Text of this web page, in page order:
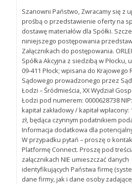
Szanowni Państwo, Zwracamy się z
prośbą o przedstawienie oferty na
dostawę materiałów dla Spółki.
niniejszego postępowania
Załącznikach do postępowania.
Spółka Akcyjna z siedzibą w Płocku,
09-411 Płock; wpisana do Krajowego
Sądowego prowadzonego przez
Łodzi – Śródmieścia, XX Wydział
Łodzi pod numerem: 0000628738
kapitał zakładowy / kapitał wpłacony:
zł, będąca czynnym podatnikiem
Informacja dodatkowa dla
W przypadku pytań – proszę o
Platformę Connect. Proszę pod
załącznikach NIE umieszczać danych
identyfikujących Państwa firmę
dane firmy, jak i dane osoby